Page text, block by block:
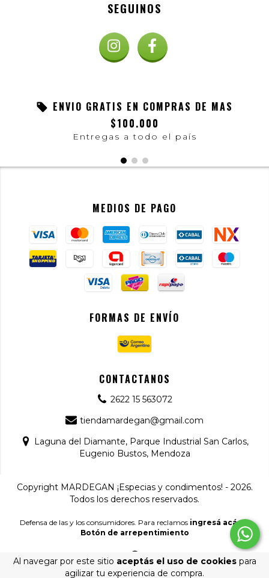
Al navegar por este sitio aceptás el uso de cookiespara
agilizar tu experiencia de compra.
SEGUINOS
ENVIO GRATIS EN COMPRAS DE MAS
$100.000
Entregas a todo el país
MEDIOS DE PAGO
FORMAS DE ENVÍO
CONTACTANOS
2622 15 563072
tiendamardegan@gmail.com
Laguna del Diamante, Parque Industrial San Carlos,
Eugenio Bustos, Mendoza
Copyright MARDEGAN ¡Especias y condimentos! - 2026.
Todos los derechos reservados.
Defensa de las y los consumidores. Para reclamos ingresá acá.
Botón de arrepentimiento